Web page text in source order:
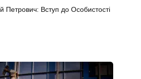
Петрович: Вступ до Особистості